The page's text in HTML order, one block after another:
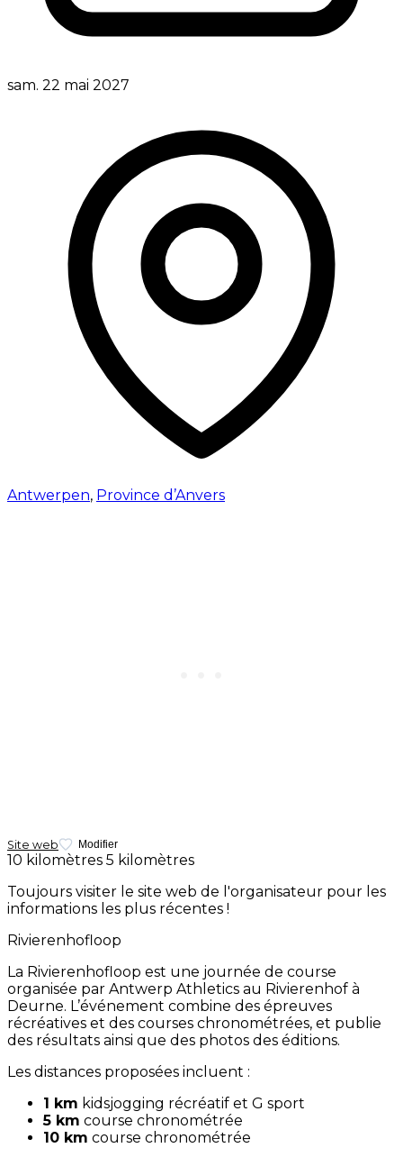
sam. 22 mai 2027
Antwerpen, Province d’Anvers
Site web Modifier
10 kilomètres 5 kilomètres
Toujours visiter le site web de l'organisateur pour les
informations les plus récentes !
Rivierenhofloop
La Rivierenhofloop est une journée de course
organisée par Antwerp Athletics au Rivierenhof à
Deurne. L’événement combine des épreuves
récréatives et des courses chronométrées, et publie
des résultats ainsi que des photos des éditions.
Les distances proposées incluent :
1 km kidsjogging récréatif et G sport
5 km course chronométrée
10 km course chronométrée